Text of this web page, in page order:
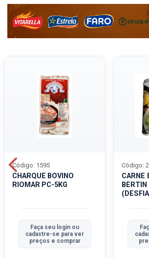
CHARQUE BOVINO
RIOMAR PC-5KG
Código: 1595
Faça seu login ou
cadastre-se para ver
preços e comprar
CARNE
Código: